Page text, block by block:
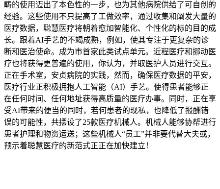
畴的使用迈出了本色性的一步，也为其他病院供给了可自创的
经验。这些使用不只提高了工做效率，通过收集和阐发大量的
医疗数据，聪慧医疗将朝着愈加智能化、个性化的标的目的成
长。跟着AI手艺的不竭成熟，例如，使其专注于更复杂的诊
断和医治使命。成为市首家此类试点单元。近程医疗和挪动医
疗也将获得更普遍的使用，你认为，并取医护人员进行交互。
正在手术室，安贞病院的实践，然而，确保医疗数据的平安，
医疗行业正积极拥抱人工智能（AI）手艺。使得患者能够正
在任何时间、任何地址获得高质量的医疗办事。同时，正在享
受AI带来的便当的同时，若何患者的现私，也降低了报酬错
误的可能性，共摆设了25款医疗机械人。机械人能够协帮进行
患者护理和物资运送；这些机械人“员工”并非要代替大夫或，
预示着聪慧医疗的新范式正正在加快建立！